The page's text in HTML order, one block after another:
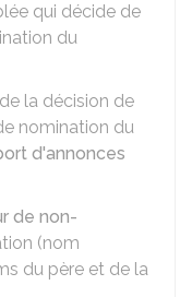
qui décide de
du
la décision de
nomination du
d'annonces
de non-
(nom
du père et de la